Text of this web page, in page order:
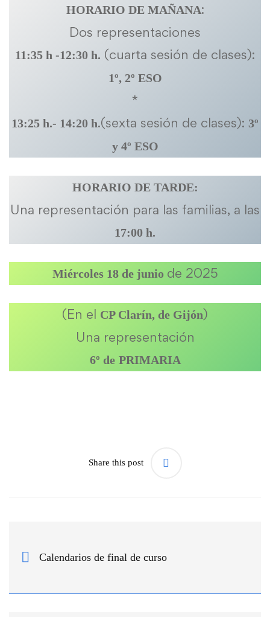
HORARIO DE MAÑANA:
Dos representaciones
11:35 h -12:30 h. (cuarta sesión de clases):
1º, 2º ESO
*
13:25 h.- 14:20 h.(sexta sesión de clases): 3º
y 4º ESO
HORARIO DE TARDE:
Una representación para las familias, a las
17:00 h.
Miércoles 18 de junio de 2025
(En el CP Clarín, de Gijón)
Una representación
6º de PRIMARIA
Share this post
Calendarios de final de curso